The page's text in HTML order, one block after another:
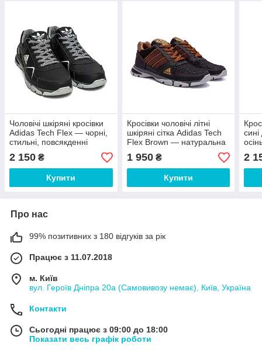
Чоловічі шкіряні кросівки
Adidas Tech Flex — чорні,
стильні, повсякденні
2 150 ₴
Купити
Кросівки чоловічі літні
шкіряні сітка Adidas Tech
Flex Brown — натуральна
шкіра, легкі та
повітропроникні
1 950₴
Купити
Blue
2
Про нас
99% позитивних з 180 відгуків за рік
Працює з 11.07.2018
м. Київ
вул. Героїв Дніпра 20а (Самовивозу немає), Київ, Україна
Контакти
Сьогодні працює з 09:00 до 18:00
Показати весь графік роботи